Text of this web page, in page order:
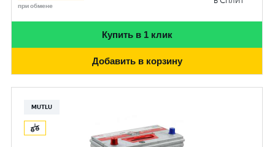
при обмене
Купить в 1 клик
Добавить в корзину
MUTLU